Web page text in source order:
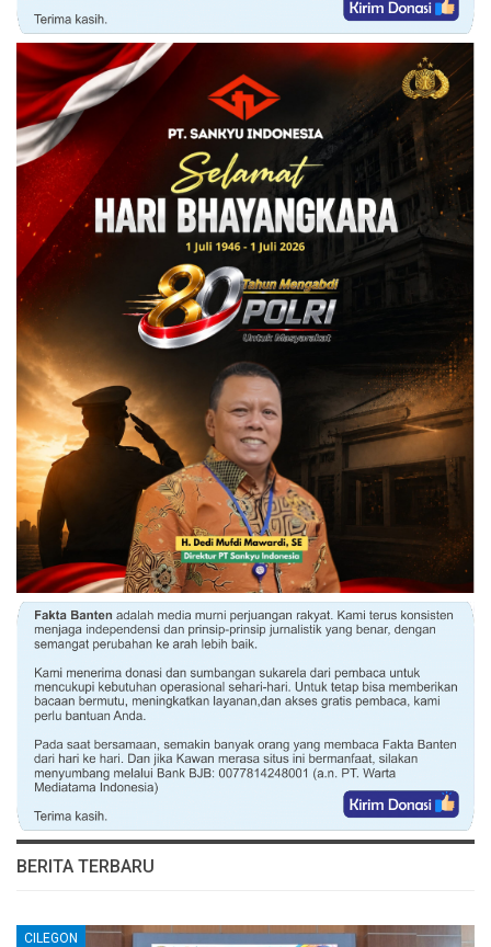
BERITA TERBARU
CILEGON